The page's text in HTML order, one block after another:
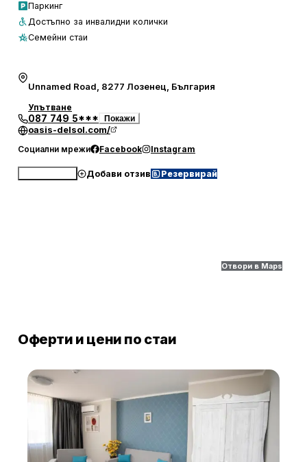
Паркинг
Достъпно за инвалидни колички
Семейни стаи
Unnamed Road, 8277 Лозенец, България
Упътване
087 749 5*** Покажи
oasis-delsol.com/
Социални мрежи Facebook Instagram
Добави отзив Резервирай
Отвори в Maps
Оферти и цени по стаи